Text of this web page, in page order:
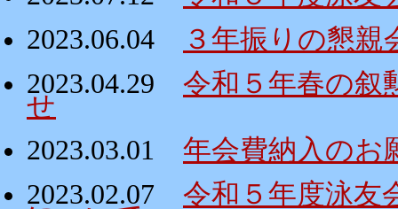
2023.06.04
３年振りの懇親
2023.04.29
令和５年春の叙
せ
2023.03.01
年会費納入のお
2023.02.07
令和５年度泳友